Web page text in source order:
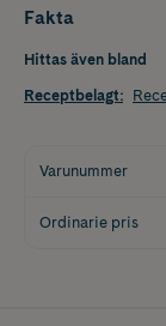
Fakta
Hittas även bland
Receptbelagt:
Varunummer
Ordinarie pris